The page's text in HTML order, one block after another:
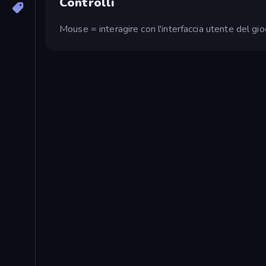
Mouse = interagire con l'interfaccia utente del